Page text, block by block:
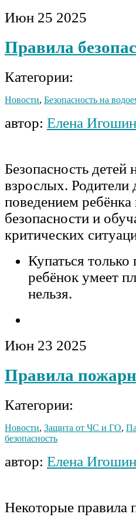
Июн 25 2025
Правила
Категории:
Новости, Безопасность на
автор: Елена
Безопасность детей
взрослых. Родители
поведением ребёнка
безопасности и
критических
Купаться
ребёнок умеет
нельзя.
Июн 23 2025
Правила
Категории:
Новости, Защита от ЧС и ГО,
безопасность
автор: Елена
Некоторые правила